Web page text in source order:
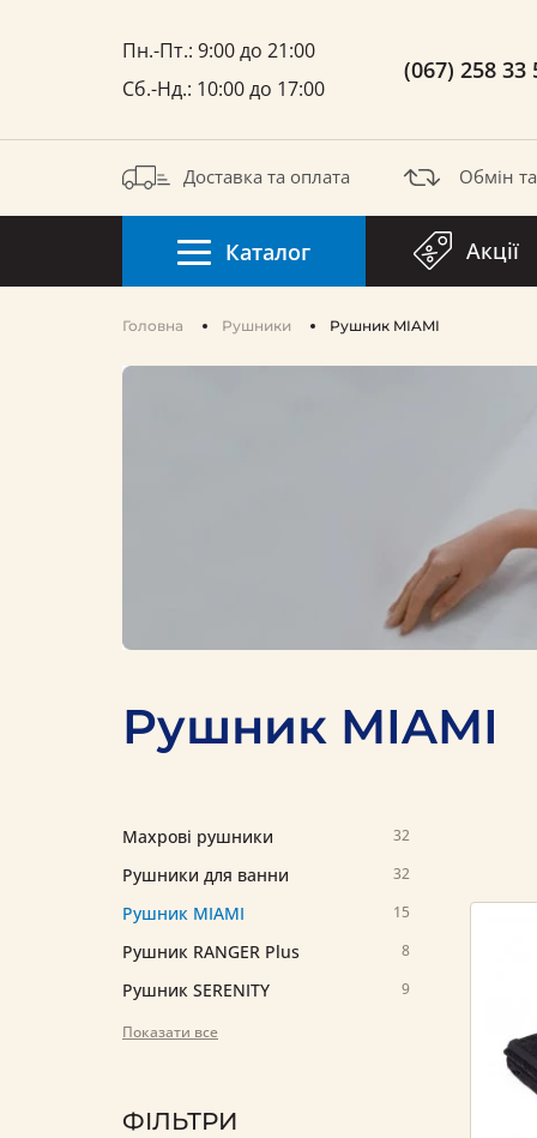
Пн.-Пт.: 9:00 до 21:00
Сб.-Нд.: 10:00 до 17:00
(067) 258 33
Доставка та оплата Обмін
Каталог Акції
Головна Рушники Pушник MIAMI
Pушник MIAMI
Махрові рушники 32
Рушники для ванни 32
Pушник MIAMI 15
Pушник RANGER Plus 8
Pушник SERENITY 9
Показати все
ФІЛЬТРИ